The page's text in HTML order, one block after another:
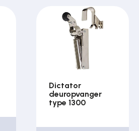
Dictator
deuropvanger
type 1300